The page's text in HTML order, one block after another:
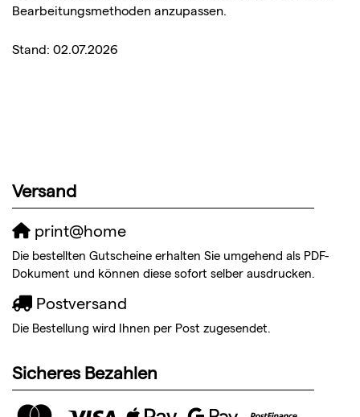
Bearbeitungsmethoden anzupassen.
Stand: 02.07.2026
Versand
print@home
Die bestellten Gutscheine erhalten Sie umgehend als PDF-
Dokument und können diese sofort selber ausdrucken.
Postversand
Die Bestellung wird Ihnen per Post zugesendet.
Sicheres Bezahlen